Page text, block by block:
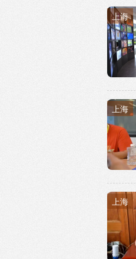
上海
上海
上海